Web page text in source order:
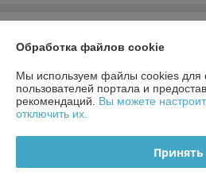
город Минск, пр. имени газеты "Правда"-
Регистрационный номер ЕГР: 190916216
Регистрационный орган: Минский
Обработка файлов cookie
Мы используем файлы cookies для
пользователей портала и
рекомендаций. Вы можете
отключить их.
Принять